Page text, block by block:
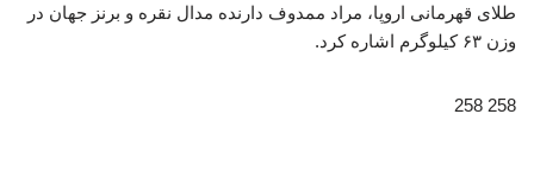
طلای قهرمانی اروپا، مراد ممدوف دارنده مدال نقره و برنز جهان در
وزن ۶۳ کیلوگرم اشاره کرد.
258 258